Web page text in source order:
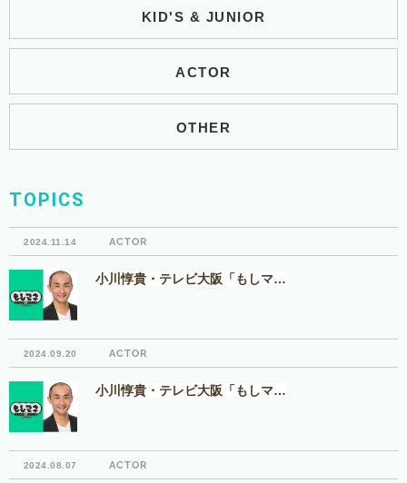
KID'S & JUNIOR
ACTOR
OTHER
TOPICS
2024.11.14 ACTOR
小川惇貴・テレビ大阪「もしマ…
2024.09.20 ACTOR
小川惇貴・テレビ大阪「もしマ…
2024.08.07 ACTOR